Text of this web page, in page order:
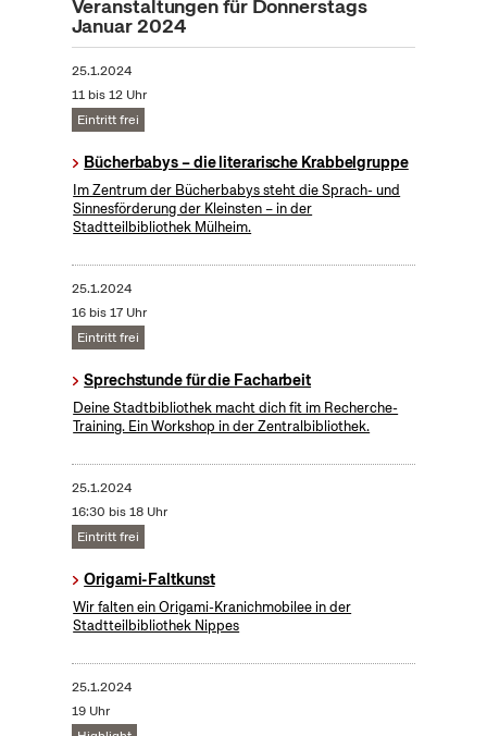
Veranstaltungen für Donnerstags
Januar 2024
25.1.2024
11 bis 12 Uhr
Eintritt frei
Bücherbabys – die literarische Krabbelgruppe
Im Zentrum der Bücherbabys steht die Sprach- und
Sinnesförderung der Kleinsten – in der
Stadtteilbibliothek Mülheim.
25.1.2024
16 bis 17 Uhr
Eintritt frei
Sprechstunde für die Facharbeit
Deine Stadtbibliothek macht dich fit im Recherche-
Training. Ein Workshop in der Zentralbibliothek.
25.1.2024
16:30 bis 18 Uhr
Eintritt frei
Origami-Faltkunst
Wir falten ein Origami-Kranichmobilee in der
Stadtteilbibliothek Nippes
25.1.2024
19 Uhr